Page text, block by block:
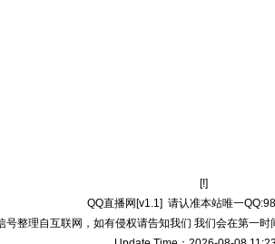
[!]
QQ直播网[v1.1] 请认准本站唯一
号整理自互联网，如有侵权请告知我们 我们会在第一